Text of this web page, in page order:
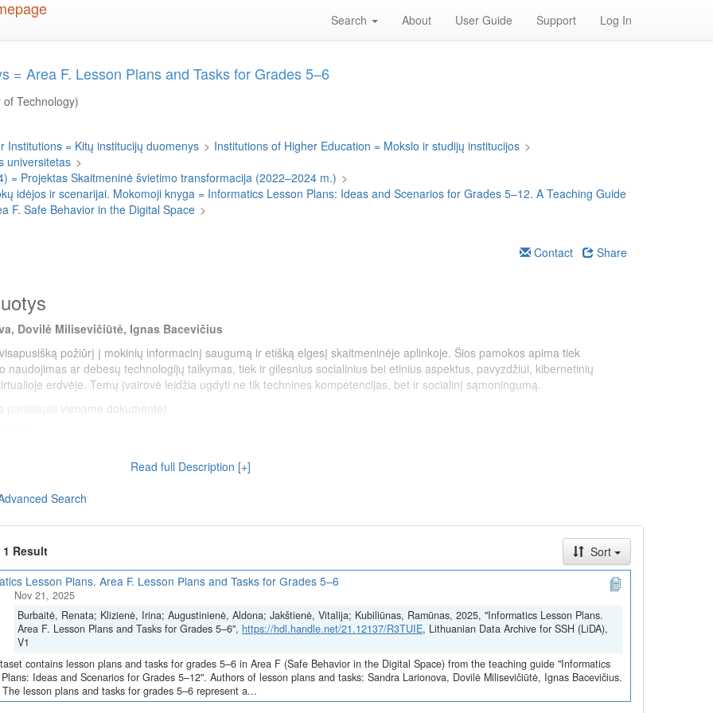
Search About User Guide Support Log In
= Area F. Lesson Plans and Tasks for Grades 5–6
Technology)
Institutions = Kitų institucijų duomenys > Institutions of Higher Education = Mokslo ir studijų institucijos >
universitetas >
= Projektas Skaitmeninė švietimo transformacija (2022–2024 m.) >
idėjos ir scenarijai. Mokomoji knyga = Informatics Lesson Plans: Ideas and Scenarios for Grades 5–12. A Teaching Guide
F. Safe Behavior in the Digital Space >
Contact Share
Dovilė Milisevičiūtė, Ignas Bacevičius
požiūrį į mokinių informacinį saugumą ir etišką elgesį skaitmeninėje aplinkoje. Šios pamokos apima tiek
ar debesų technologijų taikymas, tiek ir gilesnius socialinius bei etinius aspektus, pavyzdžiui, kibernetinių
erdvėje. Temų įvairovė leidžia ugdyti ne tik technines kompetencijas, bet ir socialinį sąmoningumą.
parsisiųsti viename dokumente)
Milisevičiūtė)
el.pašto programa scenarijaus kūrimas (Ignas Bacevičius)
etikos normos (Ignas Bacevičius)
švietimo transformacija („EdTech“)(Nr. 10-004-P-0001)“, įgyvendintą pagal ekonomikos gaivinimo ir atsparumo
Sąjungos ekonomikos gaivinimo ir atsparumo didinimo priemonės „NextGenerationEU“ lėšomis.
Grades 5–6
Read full Description [+]
Search
Result
Sort
Lesson Plans. Area F. Lesson Plans and Tasks for Grades 5–6
Nov 21, 2025
Burbaitė, Renata; Klizienė, Irina; Augustinienė, Aldona; Jakštienė, Vitalija; Kubiliūnas, Ramūnas, 2025, "Informatics Lesson Plans.
Area F. Lesson Plans and Tasks for Grades 5–6", https://hdl.handle.net/21.12137/R3TUIE, Lithuanian Data Archive for SSH (LiDA),
V1
contains lesson plans and tasks for grades 5–6 in Area F (Safe Behavior in the Digital Space) from the teaching guide "Informatics
Ideas and Scenarios for Grades 5–12". Authors of lesson plans and tasks: Sandra Larionova, Dovilė Milisevičiūtė, Ignas Bacevičius.
lesson plans and tasks for grades 5–6 represent a...